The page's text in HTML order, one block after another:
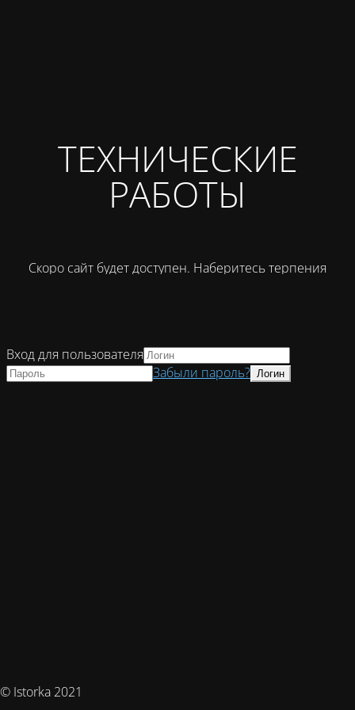
ТЕХНИЧЕСКИЕ
РАБОТЫ
Скоро сайт будет доступен. Наберитесь терпения
© Istorka 2021
Вход для пользователя
Забыли пароль?